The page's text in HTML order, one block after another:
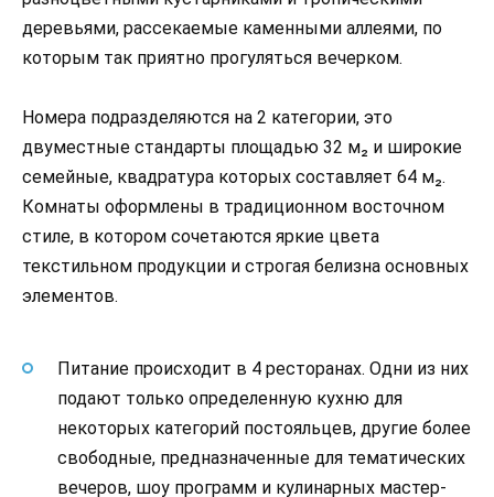
деревьями, рассекаемые каменными аллеями, по
которым так приятно прогуляться вечерком.
Номера подразделяются на 2 категории, это
двуместные стандарты площадью 32 м₂ и широкие
семейные, квадратура которых составляет 64 м₂.
Комнаты оформлены в традиционном восточном
стиле, в котором сочетаются яркие цвета
текстильном продукции и строгая белизна основных
элементов.
Питание происходит в 4 ресторанах. Одни из них
подают только определенную кухню для
некоторых категорий постояльцев, другие более
свободные, предназначенные для тематических
вечеров, шоу программ и кулинарных мастер-